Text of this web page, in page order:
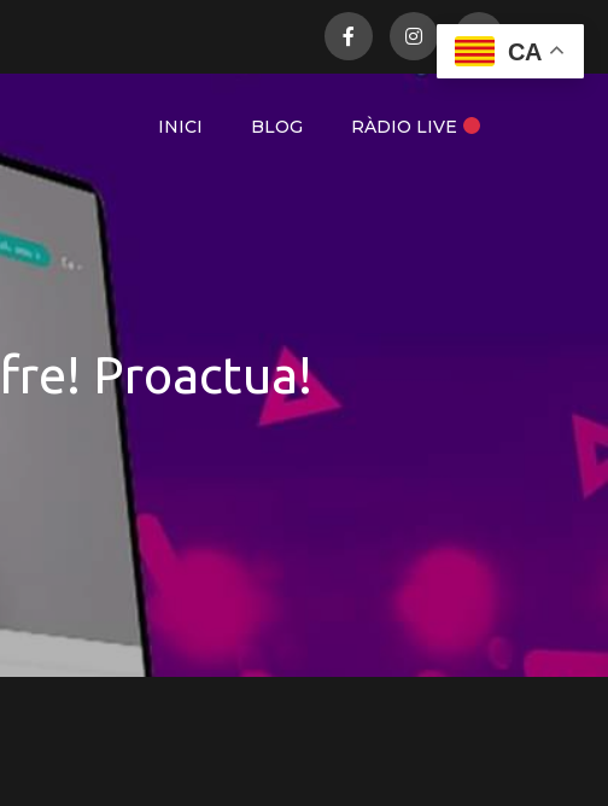
INICI BLOG RÀDIO LIVE
Proactua!
CA